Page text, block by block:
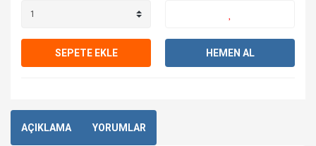
SEPETE EKLE HEMEN AL
AÇIKLAMA YORUMLAR